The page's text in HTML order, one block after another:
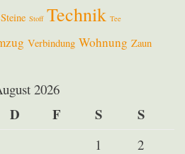
Steine Stoff Technik Tee
Verbindung Wohnung Zaun
2026
D F S S
1
2